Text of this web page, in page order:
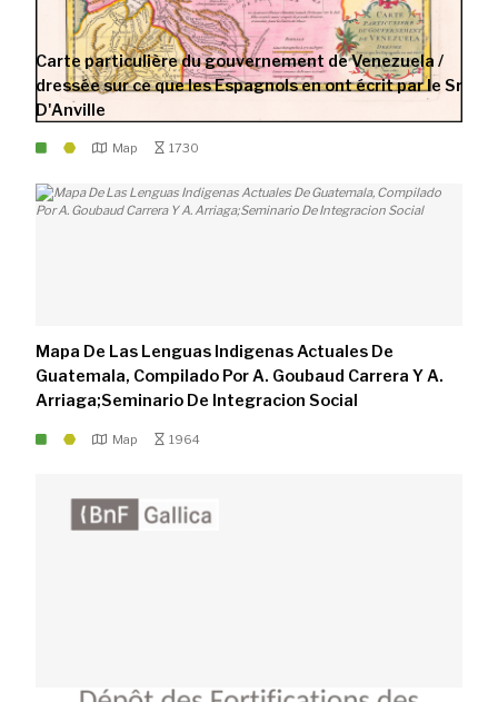
Carte particulière du gouvernement de Venezuela /
dressée sur ce que les Espagnols en ont écrit par le Sr
D'Anville
Map 1730
Mapa De Las Lenguas Indigenas Actuales De
Guatemala, Compilado Por A. Goubaud Carrera Y A.
Arriaga;Seminario De Integracion Social
Map 1964